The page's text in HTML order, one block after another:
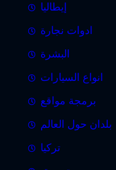
إيطاليا
ادوات نجارة
البشرة
انواع السيارات
برمجة مواقع
بلدان حول العالم
تركيا